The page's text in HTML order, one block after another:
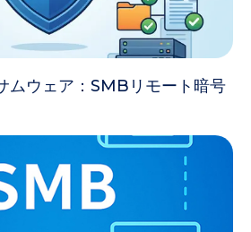
ウェア：SMBリモート暗号